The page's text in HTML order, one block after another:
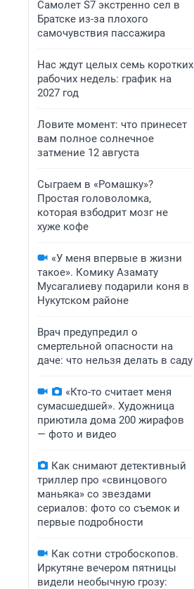
Самолет S7 экстренно сел в
Братске из-за плохого
самочувствия пассажира
Нас ждут целых семь коротких
рабочих недель: график на
2027 год
Ловите момент: что принесет
вам полное солнечное
затмение 12 августа
Сыграем в «Ромашку»?
Простая головоломка,
которая взбодрит мозг не
хуже кофе
«У меня впервые в жизни
такое». Комику Азамату
Мусагалиеву подарили коня в
Нукутском районе
Врач предупредил о
смертельной опасности на
даче: что нельзя делать в саду
«Кто-то считает меня
сумасшедшей». Художница
приютила дома 200 жирафов
— фото и видео
Как снимают детективный
триллер про «свинцового
маньяка» со звездами
сериалов: фото со съемок и
первые подробности
Как сотни стробоскопов.
Иркутяне вечером пятницы
видели необычную грозу: